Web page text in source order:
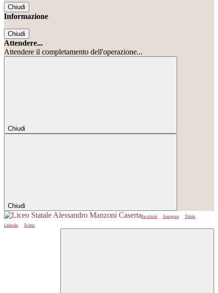
Chiudi
Informazione
Chiudi
Attendere...
Attendere il completamento dell'operazione...
Chiudi
Chiudi
Facebook Instagram
Tiktok
Linkedin
Twitter